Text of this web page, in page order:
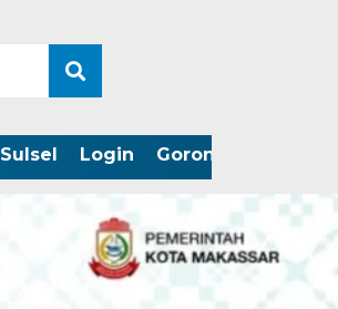
Sulsel Login Gorontalo